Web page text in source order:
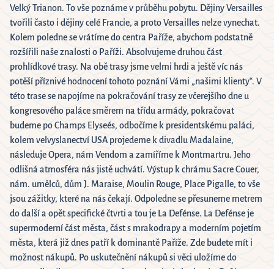
Velký Trianon. To vše poznáme v průběhu pobytu. Dějiny Versailles
tvořili často i dějiny celé Francie, a proto Versailles nelze vynechat.
Kolem poledne se vrátíme do centra Paříže, abychom podstatně
rozšířili naše znalosti o Paříži. Absolvujeme druhou část
prohlídkové trasy. Na obě trasy jsme velmi hrdi a ještě víc nás
potěší příznivé hodnocení tohoto poznání Vámi „našimi klienty“. V
této trase se napojíme na pokračování trasy ze včerejšího dne u
kongresového paláce směrem na třídu armády, pokračovat
budeme po Champs Elyseés, odbočíme k presidentskému paláci,
kolem velvyslanectví USA projedeme k divadlu Madalaine,
následuje Opera, nám Vendom a zamíříme k Montmartru. Jeho
odlišná atmosféra nás jistě uchvátí. Výstup k chrámu Sacre Couer,
nám. umělců, dům J. Maraise, Moulin Rouge, Place Pigalle, to vše
jsou zážitky, které na nás čekají. Odpoledne se přesuneme metrem
do další a opět specifické čtvrti a tou je La Defénse. La Defénse je
supermoderní část města, část s mrakodrapy a moderním pojetím
města, která již dnes patří k dominantě Paříže. Zde budete mít i
možnost nákupů. Po uskutečnění nákupů si věci uložíme do